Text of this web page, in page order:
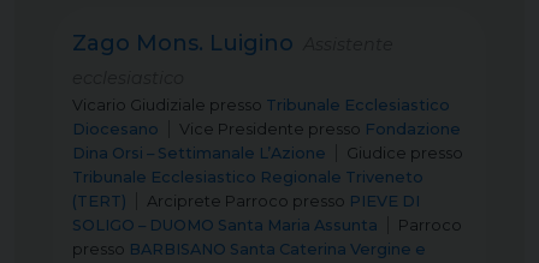
Zago Mons. Luigino
Vicario Giudiziale presso Tribunale Ecclesiastico
Diocesano
Vice Presidente presso Fondazione
Dina Orsi – Settimanale L’Azione
Giudice presso
Tribunale Ecclesiastico Regionale Triveneto
(TERT)
Arciprete Parroco presso PIEVE DI
SOLIGO – DUOMO Santa Maria Assunta
Parroco
presso BARBISANO Santa Caterina Vergine e